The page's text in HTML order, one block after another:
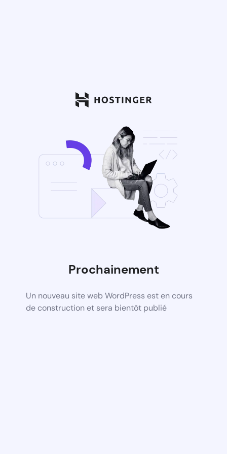
Prochainement
Un nouveau site web WordPress est en cours
de construction et sera bientôt publié